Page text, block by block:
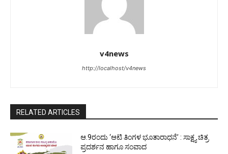
v4news
http://localhost/v4news
RELATED ARTICLES
ಆ.9ರಂದು ‘ಆಟಿ ತಿಂಗಳ ಭೂತಾರಾಧನೆ’ : ಸಾಕ್ಷ್ಯ ಚಿತ್ರ
ಪ್ರದರ್ಶನ ಹಾಗೂ ಸಂವಾದ